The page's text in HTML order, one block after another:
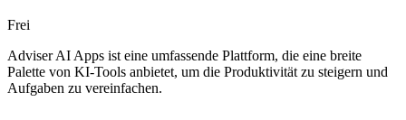
Frei
Adviser AI Apps ist eine umfassende Plattform, die eine breite
Palette von KI-Tools anbietet, um die Produktivität zu steigern und
Aufgaben zu vereinfachen.